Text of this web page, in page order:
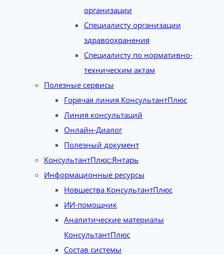
организации
Специалисту организации
здравоохранения
Специалисту по нормативно-
техническим актам
Полезные сервисы
Горячая линия КонсультантПлюс
Линия консультаций
Онлайн-Диалог
Полезный документ
КонсультантПлюс:Янтарь
Информационные ресурсы
Новшества КонсультантПлюс
ИИ-помощник
Аналитические материалы
КонсультантПлюс
Состав системы